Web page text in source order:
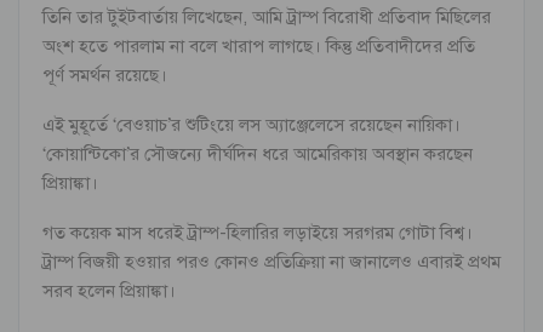
তিনি তার টুইটবার্তায় লিখেছেন, আমি ট্রাম্প বিরোধী প্রতিবাদ মিছিলের
অংশ হতে পারলাম না বলে খারাপ লাগছে। কিন্তু প্রতিবাদীদের প্রতি
পূর্ণ সমর্থন রয়েছে।
এই মুহূর্তে ‘বেওয়াচ’র শুটিংয়ে লস অ্যাঞ্জেলেসে রয়েছেন নায়িকা।
‘কোয়ান্টিকো’র সৌজন্যে দীর্ঘদিন ধরে আমেরিকায় অবস্থান করছেন
প্রিয়াঙ্কা।
গত কয়েক মাস ধরেই ট্রাম্প-হিলারির লড়াইয়ে সরগরম গোটা বিশ্ব।
ট্রাম্প বিজয়ী হওয়ার পরও কোনও প্রতিক্রিয়া না জানালেও এবারই প্রথম
সরব হলেন প্রিয়াঙ্কা।